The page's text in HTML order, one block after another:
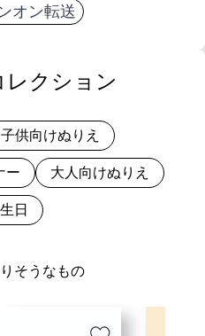
オン転送
そうなもの
レクション
子供向けぬりえ
ー 大人向けぬりえ
日